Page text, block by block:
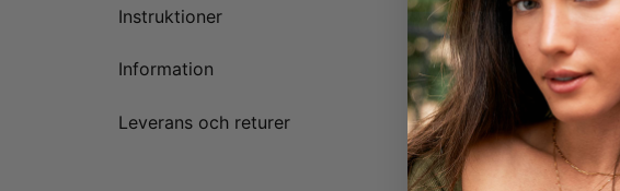
Instruktioner
Information
Leverans och returer